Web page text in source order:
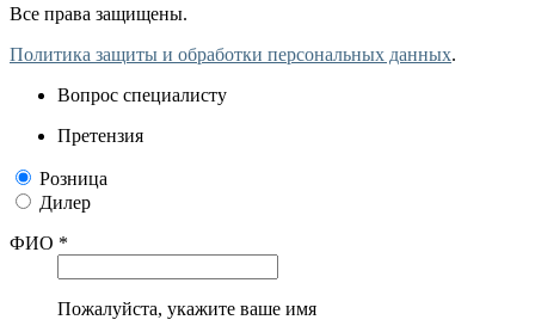
Все права защищены.
Политика защиты и обработки персональных данных.
Вопрос специалисту
Претензия
Розница
Дилер
ФИО *
Пожалуйста, укажите ваше имя